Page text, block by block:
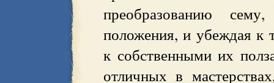
преобразованию
положения, и убеждая к
к собственными их
отличных в